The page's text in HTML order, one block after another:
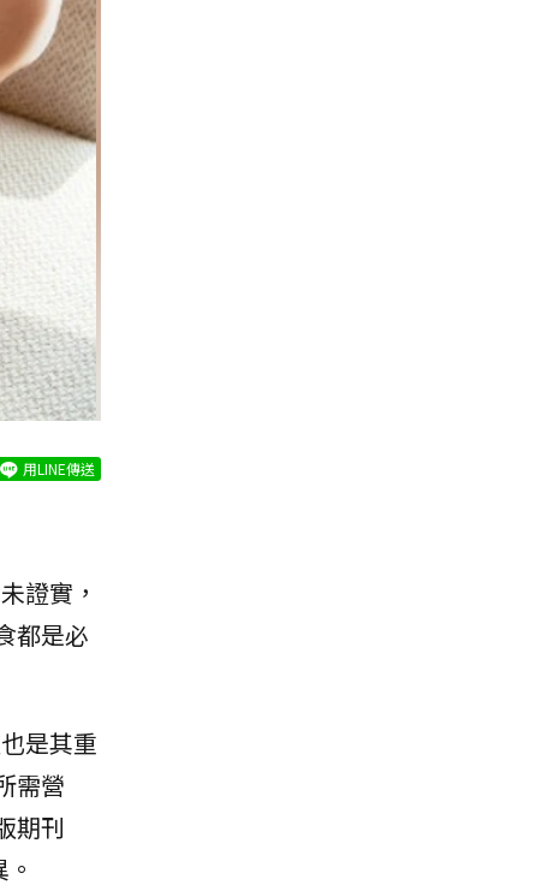
用LINE傳送
證實，
都是必
是其重
需營
期刊